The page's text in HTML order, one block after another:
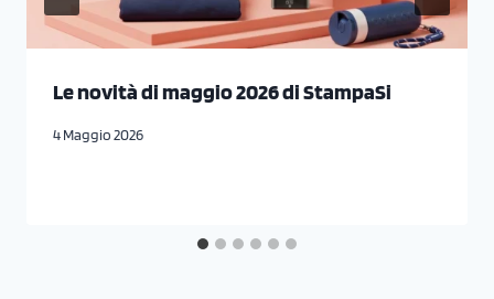
Le novità di maggio 2026 di StampaSi
4 Maggio 2026